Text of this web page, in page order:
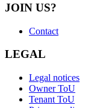
JOIN US?
Contact
LEGAL
Legal notices
Owner ToU
Tenant ToU